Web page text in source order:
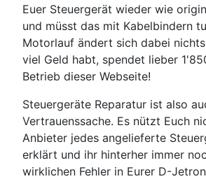
Euer Steuergerät wieder wie
und müsst das mit Kabelbindern
Motorlauf ändert sich dabei
viel Geld habt, spendet lieber
Betrieb dieser Webseite!
Steuergeräte Reparatur ist also
Vertrauenssache. Es nützt Euch
Anbieter jedes angelieferte
erklärt und ihr hinterher immer
wirklichen Fehler in Eurer D-